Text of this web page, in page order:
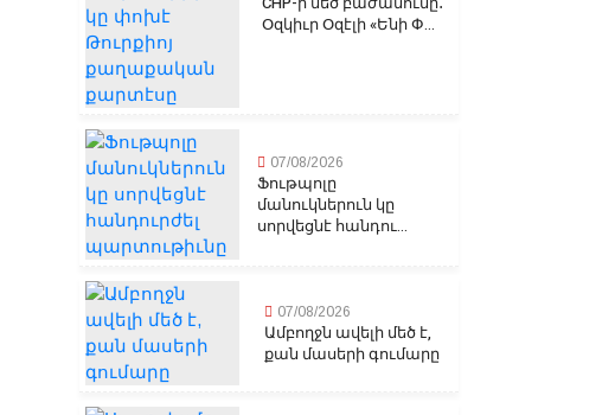
Օզկիւր Օզէլի «Ենի Փ...
07/08/2026
Ֆութպոլը
մանուկներուն կը
սորվեցնէ հանդու...
07/08/2026
Ամբողջն ավելի մեծ է,
քան մասերի գումարը